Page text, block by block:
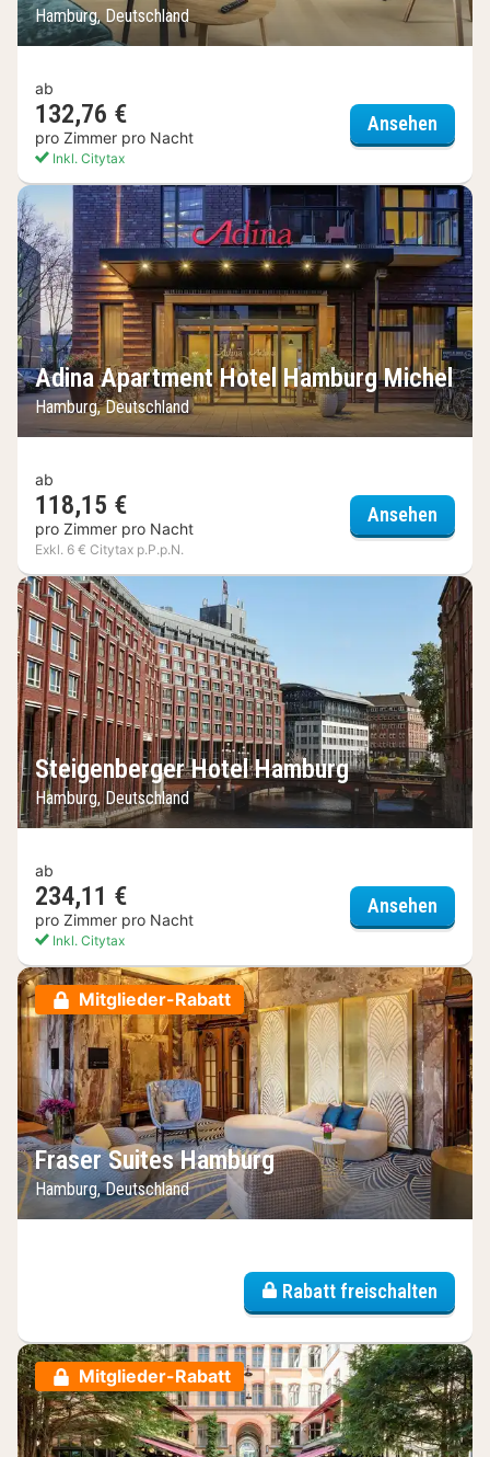
Hamburg, Deutschland
ab
132,76 €
pro Zimmer pro Nacht
Inkl. Citytax
Ansehen
Adina Apartment Hotel Hamburg Michel
Hamburg, Deutschland
ab
118,15 €
pro Zimmer pro Nacht
Exkl. 6 € Citytax p.P.p.N.
Ansehen
Steigenberger Hotel Hamburg
Hamburg, Deutschland
ab
234,11 €
pro Zimmer pro Nacht
Inkl. Citytax
Ansehen
Mitglieder-Rabatt
Fraser Suites Hamburg
Hamburg, Deutschland
Rabatt freischalten
Mitglieder-Rabatt